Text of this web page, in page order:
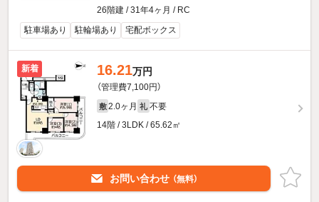
26階建 / 31年4ヶ月 / RC
駐車場あり
駐輪場あり 宅配ボックス
新着 16.21万円
（管理費7,100円）
敷 2.0ヶ月 礼 不要
14階 / 3LDK / 65.62㎡
お問い合わせ （無料）